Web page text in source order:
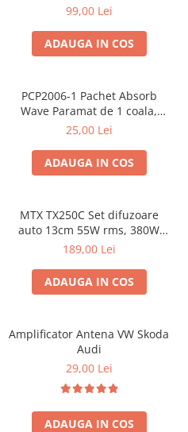
99,00 Lei
ADAUGA IN COS
PCP2006-1 Pachet Absorb
Wave Paramat de 1 coala,
spuma de 16mm grosime,
25,00 Lei
ADAUGA IN COS
MTX TX250C Set difuzoare
auto 13cm 55W rms, 380W
peak
189,00 Lei
ADAUGA IN COS
Amplificator Antena VW Skoda
Audi
29,00 Lei
ADAUGA IN COS